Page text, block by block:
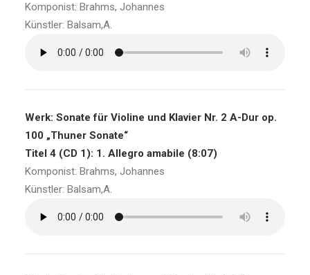
Komponist: Brahms, Johannes
Künstler: Balsam,A.
Werk: Sonate für Violine und Klavier Nr. 2 A-Dur op.
100 „Thuner Sonate“
Titel 4 (CD 1): 1. Allegro amabile (8:07)
Komponist: Brahms, Johannes
Künstler: Balsam,A.